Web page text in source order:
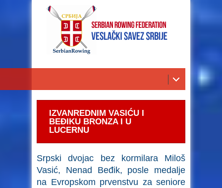
IZVANREDNIM VASIĆU I
BEĐIKU BRONZA I U
LUCERNU
Srpski dvojac bez kormilara Miloš
Vasić, Nenad Beđik, posle medalje
na Evropskom prvenstvu za seniore